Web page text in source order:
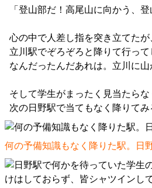
「登山部だ！高尾山に向かう、登
心の中で人差し指を突き立てたが
立川駅でぞろぞろと降りて行って
なんだったんだあれは。立川に山
そして学生がまったく見当たら
次の日野駅で当てもなく降りてみ
何の予備知識もなく降りた駅。日野